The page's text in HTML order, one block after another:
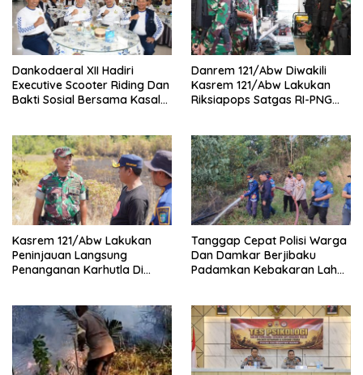
Dankodaeral XII Hadiri
Executive Scooter Riding Dan
Bakti Sosial Bersama Kasal
Danrem 121/Abw Diwakili
Kasrem 121/Abw Lakukan
Riksiapops Satgas RI-PNG
Kasrem 121/Abw Lakukan
Peninjauan Langsung
Penanganan Karhutla Di
Tanggap Cepat Polisi Warga
Dan Damkar Berjibaku
Padamkan Kebakaran Lahan